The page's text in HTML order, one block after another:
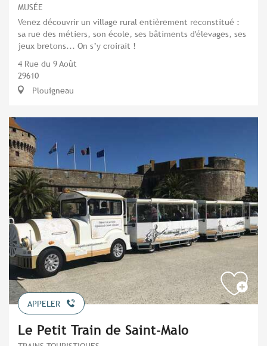
MUSÉE
Venez découvrir un village rural entièrement reconstitué :
sa rue des métiers, son école, ses bâtiments d'élevages, ses
jeux bretons... On s’y croirait !
4 Rue du 9 Août
29610
Plouigneau
APPELER
Le Petit Train de Saint-Malo